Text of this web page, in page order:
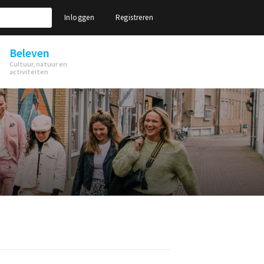
Inloggen Registreren
Beleven
Cultuur, natuur en
activiteiten